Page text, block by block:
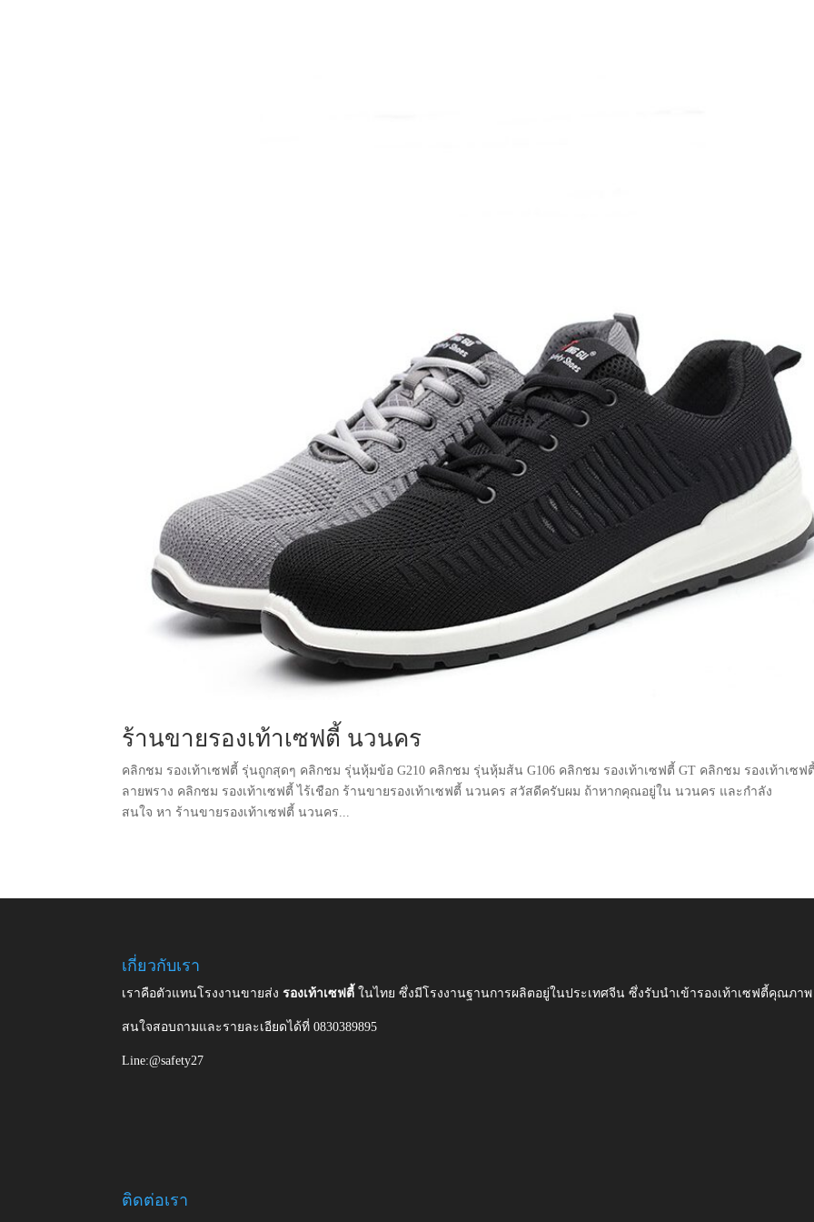
ร้านขายรองเท้าเซฟตี้ นวนคร
คลิกชม รองเท้าเซฟตี้ รุ่นถูกสุดๆ คลิกชม รุ่นหุ้มข้อ G210 คลิกชม รุ่นหุ้มส้น G106 คลิกชม รองเท้าเซฟตี้ GT คลิกชม รองเท้าเซฟ
ลายพราง คลิกชม รองเท้าเซฟตี้ ไร้เชือก ร้านขายรองเท้าเซฟตี้ นวนคร สวัสดีครับผม ถ้าหากคุณอยู่ใน นวนคร และกำลัง
สนใจ หา ร้านขายรองเท้าเซฟตี้ นวนคร...
เกี่ยวกับเรา
เราคือตัวแทนโรงงานขายส่งรองเท้าเซฟตี้ในไทย ซึ่งมีโรงงานฐานการผลิตอยู่ในประเทศจีน ซึ่งรับนำเข้ารองเท้าเซฟตี้คุณภ
สนใจสอบถามและรายละเอียดได้ที่ 0830389895
Line:@safety27
ติดต่อเรา